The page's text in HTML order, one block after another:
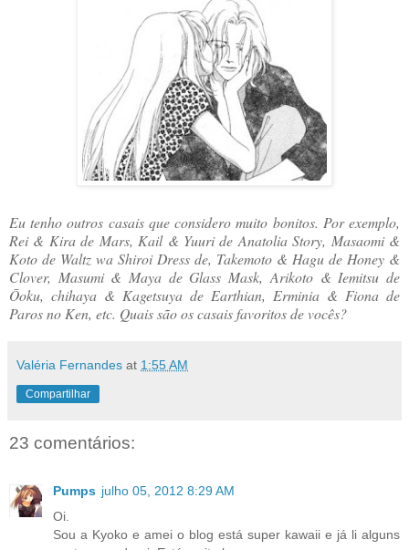
Eu tenho outros casais que considero muito bonitos. Por exemplo,
Rei & Kira de Mars, Kail & Yuuri de Anatolia Story, Masaomi &
Koto de Waltz wa Shiroi Dress de, Takemoto & Hagu de Honey &
Clover, Masumi & Maya de Glass Mask, Arikoto & Iemitsu de
Ōoku, chihaya & Kagetsuya de Earthian, Erminia & Fiona de
Paros no Ken, etc. Quais são os casais favoritos de vocês?
Valéria Fernandes at 1:55 AM
Compartilhar
23 comentários:
Pumps julho 05, 2012 8:29 AM
Oi.
Sou a Kyoko e amei o blog está super kawaii e já li alguns